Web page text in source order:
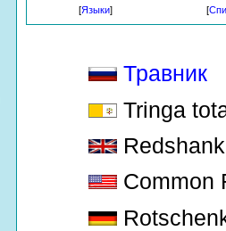
[Языки] [
Травник
Tringa
Common